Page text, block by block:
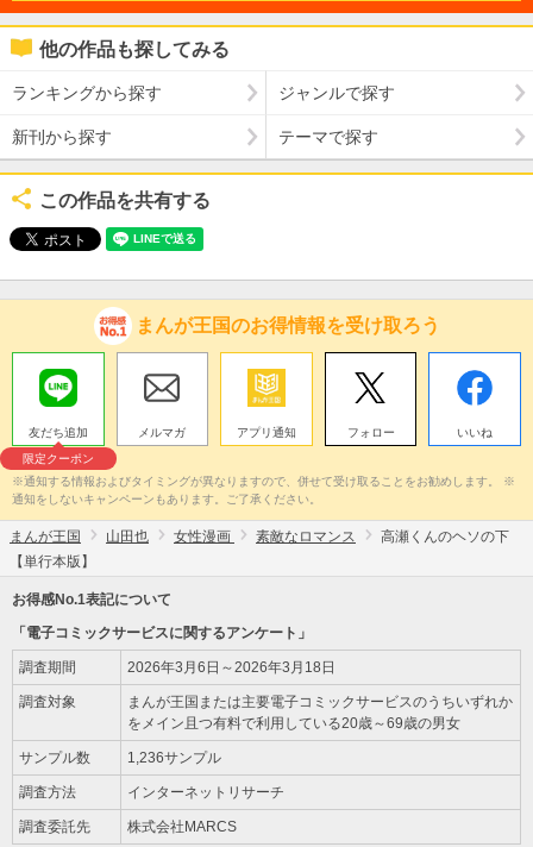
他の作品も探してみる
ランキングから探す ジャンルで探す
新刊から探す テーマで探す
この作品を共有する
まんが王国のお得情報を受け取ろう
友だち追加
限定クーポン
メルマガ アプリ通知 フォロー いいね
※通知する情報およびタイミングが異なりますので、併せて受け取ることをお勧めします。 ※
通知をしないキャンペーンもあります。ご了承ください。
まんが王国 山田也 女性漫画 素敵なロマンス
高瀬くんのヘソの下
【単行本版】
お得感No.1表記について
「電子コミックサービスに関するアンケート」
調査期間 2026年3月6日～2026年3月18日
調査対象
まんが王国または主要電子コミックサービスのうちいずれか
をメイン且つ有料で利用している20歳～69歳の男女
サンプル数 1,236サンプル
調査方法 インターネットリサーチ
調査委託先 株式会社MARCS